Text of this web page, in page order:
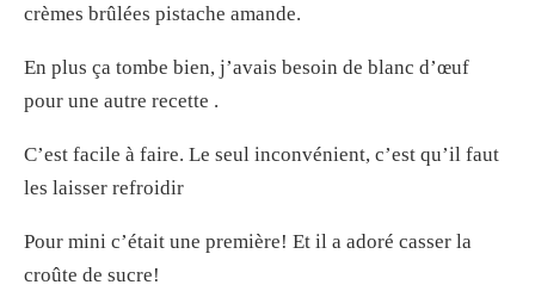
crèmes brûlées pistache amande.
En plus ça tombe bien, j’avais besoin de blanc d’œuf
pour une autre recette .
C’est facile à faire. Le seul inconvénient, c’est qu’il faut
les laisser refroidir
Pour mini c’était une première! Et il a adoré casser la
croûte de sucre!